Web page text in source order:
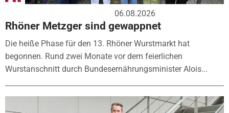
06.08.2026
Rhöner Metzger sind gewappnet
Die heiße Phase für den 13. Rhöner Wurstmarkt hat
begonnen. Rund zwei Monate vor dem feierlichen
Wurstanschnitt durch Bundesernährungsminister Alois...